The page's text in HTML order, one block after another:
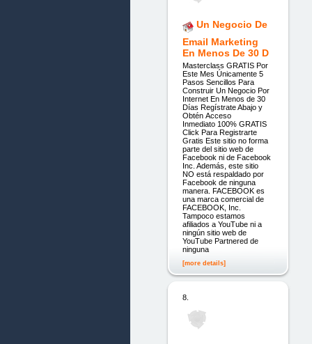
Un Negocio De
Email Marketing
En Menos De 30 D
Masterclass GRATIS Por
Este Mes Únicamente 5
Pasos Sencillos Para
Construir Un Negocio Por
Internet En Menos de 30
Días Regístrate Abajo y
Obtén Acceso
Inmediato 100% GRATIS
Click Para Registrarte
Gratis Este sitio no forma
parte del sitio web de
Facebook ni de Facebook
Inc. Además, este sitio
NO está respaldado por
Facebook de ninguna
manera. FACEBOOK es
una marca comercial de
FACEBOOK, Inc.
Tampoco estamos
afiliados a YouTube ni a
ningún sitio web de
YouTube Partnered de
ninguna
[more details]
8.